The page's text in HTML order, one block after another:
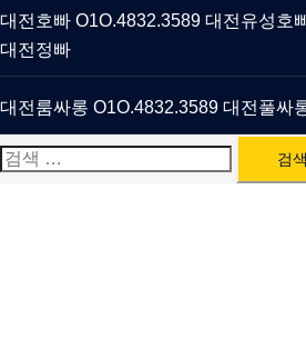
대전호빠 O1O.4832.3589 대전유성호
대전정빠
대전룸싸롱 O1O.4832.3589 대전풀싸
검